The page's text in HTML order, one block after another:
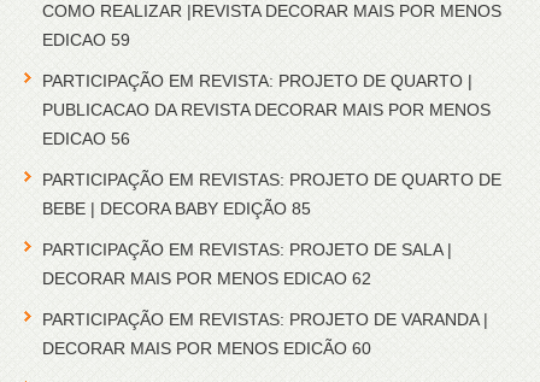
COMO REALIZAR |REVISTA DECORAR MAIS POR MENOS
EDICAO 59
PARTICIPAÇÃO EM REVISTA: PROJETO DE QUARTO |
PUBLICACAO DA REVISTA DECORAR MAIS POR MENOS
EDICAO 56
PARTICIPAÇÃO EM REVISTAS: PROJETO DE QUARTO DE
BEBE | DECORA BABY EDIÇÃO 85
PARTICIPAÇÃO EM REVISTAS: PROJETO DE SALA |
DECORAR MAIS POR MENOS EDICAO 62
PARTICIPAÇÃO EM REVISTAS: PROJETO DE VARANDA |
DECORAR MAIS POR MENOS EDICÃO 60